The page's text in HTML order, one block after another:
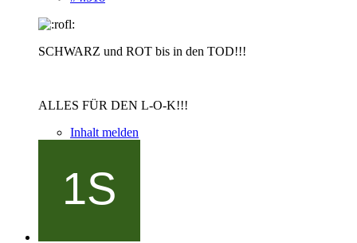
SCHWARZ und ROT bis in den TOD!!!
ALLES FÜR DEN L-O-K!!!
Inhalt melden